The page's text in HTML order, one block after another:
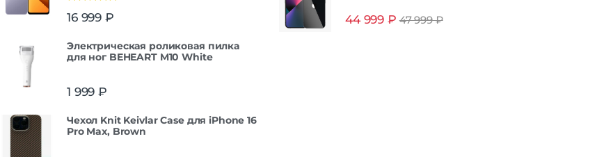
из 5
16 999 ₽
Электрическая роликовая пилка
для ног BEHEART M10 White
1 999 ₽
Чехол Knit Keivlar Case для iPhone 16
Pro Max, Brown
44 999 ₽ 47 999₽